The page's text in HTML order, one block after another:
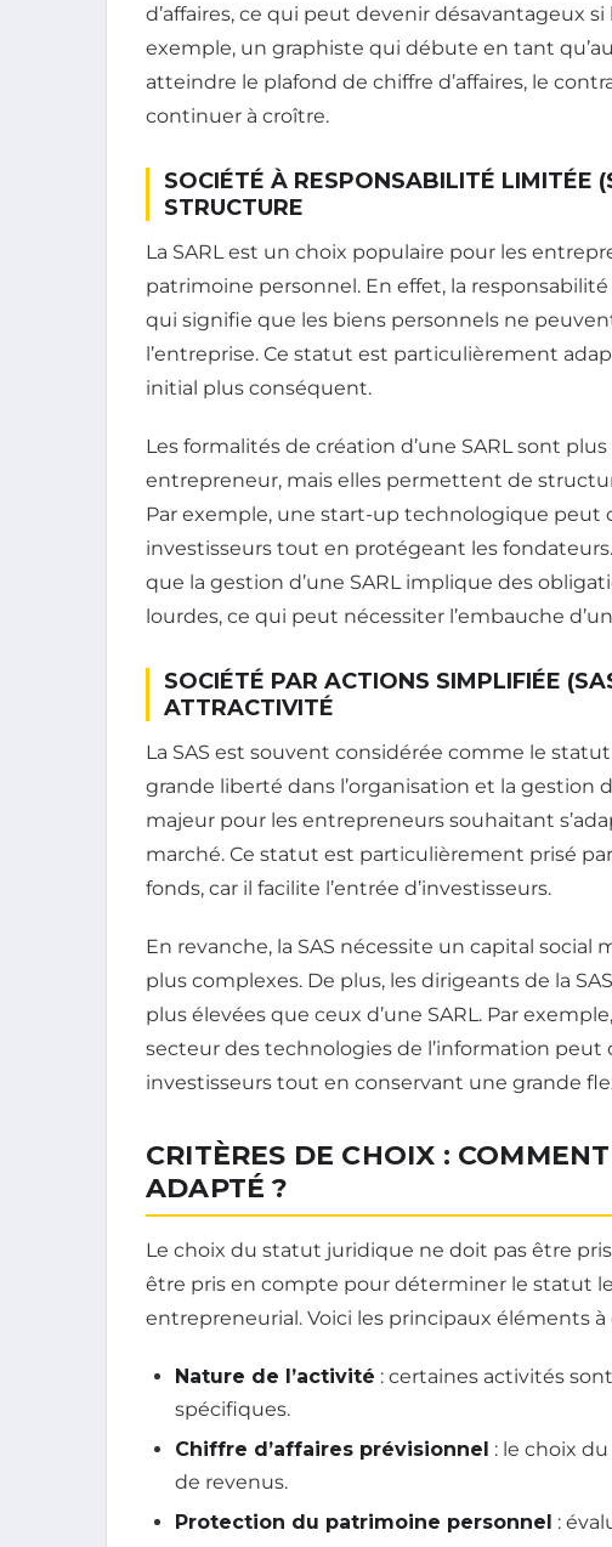
d’affaires, ce qui peut devenir désavantageux
exemple, un graphiste qui débute en tant
atteindre le plafond de chiffre d’affaires, le
continuer à croître.
SOCIÉTÉ À RESPONSABILITÉ LIMITÉE
STRUCTURE
La SARL est un choix populaire pour les
patrimoine personnel. En effet, la
qui signifie que les biens personnels ne
l’entreprise. Ce statut est particulièrement
initial plus conséquent.
Les formalités de création d’une SARL sont
entrepreneur, mais elles permettent de
Par exemple, une start-up technologique peut
investisseurs tout en protégeant les
que la gestion d’une SARL implique des
lourdes, ce qui peut nécessiter l’embauche
SOCIÉTÉ PAR ACTIONS SIMPLIFIÉE
ATTRACTIVITÉ
La SAS est souvent considérée comme le
grande liberté dans l’organisation et la gestion
majeur pour les entrepreneurs souhaitant
marché. Ce statut est particulièrement prisé
fonds, car il facilite l’entrée d’investisseurs.
En revanche, la SAS nécessite un capital
plus complexes. De plus, les dirigeants de la
plus élevées que ceux d’une SARL. Par
secteur des technologies de l’information peut
investisseurs tout en conservant une grande
CRITÈRES DE CHOIX :
ADAPTÉ ?
Le choix du statut juridique ne doit pas être
être pris en compte pour déterminer le statut
entrepreneurial. Voici les principaux éléments à
Nature de l’activité : certaines activités
spécifiques.
Chiffre d’affaires prévisionnel : le choix
de revenus.
Protection du patrimoine personnel :